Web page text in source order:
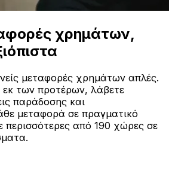
χρημάτων,
μεταφορές χρημάτων απλές.
εκ των προτέρων, λάβετε
παράδοσης και
μεταφορά σε πραγματικό
από 190 χώρες σε